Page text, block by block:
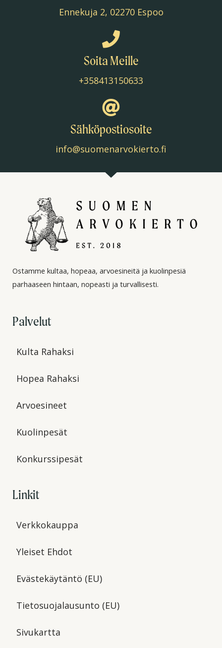
Ennekuja 2, 02270 Espoo
Soita Meille
+358413150633
Sähköpostiosoite
info@suomenarvokierto.fi
Ostamme kultaa, hopeaa, arvoesineitä ja kuolinpesiä
parhaaseen hintaan, nopeasti ja turvallisesti.
Palvelut
Kulta Rahaksi
Hopea Rahaksi
Arvoesineet
Kuolinpesät
Konkurssipesät
Linkit
Verkkokauppa
Yleiset Ehdot
Evästekäytäntö (EU)
Tietosuojalausunto (EU)
Sivukartta